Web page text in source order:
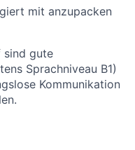
mit anzupacken
sind gute
Sprachniveau B1)
Kommunikation